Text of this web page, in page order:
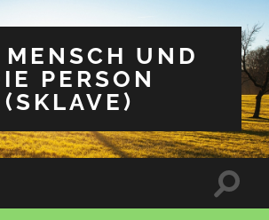
MENSCH UND
PERSON
(SKLAVE)